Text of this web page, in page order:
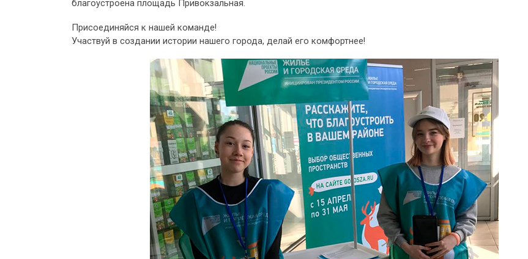
благоустроена площадь Привокзальная.
Присоединяйся к нашей команде!
Участвуй в создании истории нашего города, делай его комфортнее!